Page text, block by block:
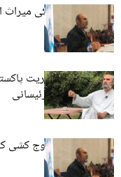
گوادر بلوچ قوم کی میراث
رئیسانی
بلوچ قوم کی اکثریت
ہے – نواب اسلم رئیسانی
بلوچستان میں فوج کشی
اسلم رئیسانی